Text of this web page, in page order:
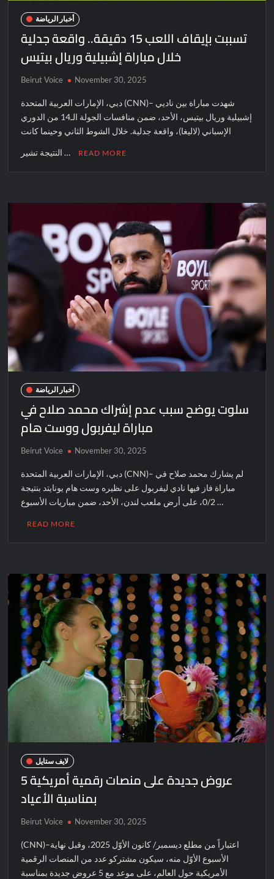
أخبار الرياضة
تسببت بإيقاف اللعب 15 دقيقة.. واقعة جدلية
خلال مباراة إشبيلية وريال بيتيس
Beirut Voice November 30, 2025
دبي، الإمارات العربية المتحدة (CNN)– شهدت مباراة بين ناديي
إشبيلية وريال بيتيس، الأحد، ضمن منافسات الجولة الـ14 من الدوري
الإسباني (لاليغا)، واقعة جدلية. خلال الشوط الثاني وحينما كانت
النتيجة تشير … READ MORE
أخبار الرياضة
سلوت يوضح سبب عدم إشراك محمد صلاح في
مباراة ليفربول ووست هام
Beirut Voice November 30, 2025
دبي، الإمارات العربية المتحدة (CNN)– لم يشارك محمد صلاح في
مباراة فاز فيها نادي ليفربول على نظيره وست هام يونايتد بنتيجة
0/2، على أرض ملعب لندن، الأحد، ضمن مباريات الأسبوع …
READ MORE
لايف ستايل
5 عروض جديدة على منصات رقمية أمريكية
بمناسبة الأعياد
Beirut Voice November 30, 2025
(CNN)–اعتباراً من مطلع ديسمبر/ كانون الأوّل 2025، وقبل نهاية
الأسبوع الأوّل منه، سيكون مشتركو عدد من المنصات الرقمية
الأمريكية حول العالم، على موعد مع 5 عروض جديدة بمناسبة